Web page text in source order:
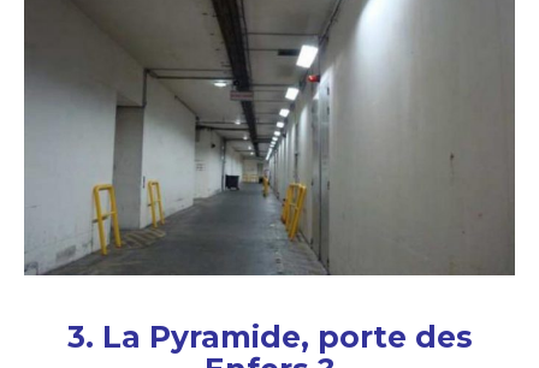
3. La Pyramide, porte des